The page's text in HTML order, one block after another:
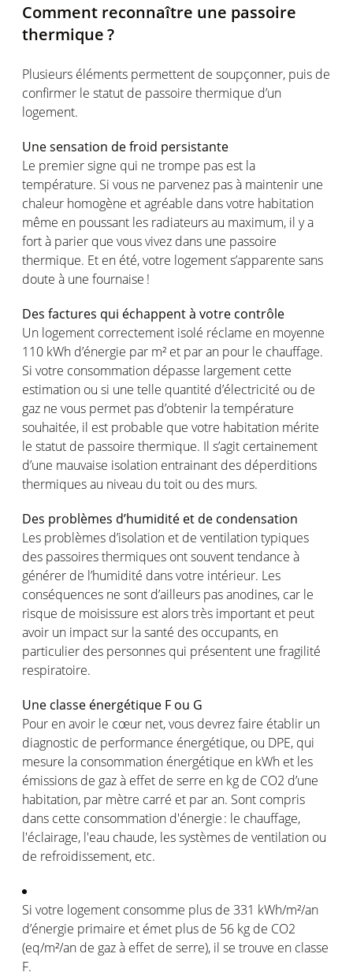
Comment reconnaître une passoire
thermique?
Plusieurs éléments permettent de soupçonner, puis de
confirmer le statut de passoire thermique d’un
logement.
Une sensation defroid persistante
Le premiersigne qui ne trompe pas est la
température. Si vous ne parvenez pas à maintenir une
chaleur homogène etagréable dansvotre habitation
même en poussant les radiateursau maximum, il y a
fort à parier que vousvivez dans une passoire
thermique. Et en été,votre logements’apparente sans
doute à une fournaise !
Des factures qui échappentà votre contrôle
Un logement correctement isolé réclame en moyenne
110 kWh d’énergie par m² et paran pour le chauffage.
Si votre consommation dépasse largement cette
estimation ou si une telle quantité d’électricité ou de
gaz ne vous permet pas d’obtenir latempérature
souhaitée, il est probable que votre habitation mérite
le statut de passoire thermique. Il s’agit certainement
d’une mauvaise isolation entrainant des déperditions
thermiquesau niveau du toit ou des murs.
Des problèmes d’humidité et de condensation
Les problèmes d’isolation et de ventilationtypiques
des passoiresthermiques ontsouventtendance à
générer de l’humidité dansvotre intérieur. Les
conséquences ne sont d’ailleurs pasanodines, car le
risque de moisissure estalorstrès important et peut
avoir un impact sur lasanté des occupants, en
particulier des personnes qui présentent une fragilité
respiratoire.
Une classe énergétique F ou G
Pour enavoir le cœur net,vous devrezfaire établir un
diagnostic de performance énergétique, ou DPE, qui
mesure la consommation énergétique en kWh et les
émissions de gazà effet de serre en kg de CO2 d’une
habitation, par mètre carré et par an. Sont compris
dans cette consommation d'énergie: le chauffage,
l'éclairage, l'eau chaude, lessystèmes de ventilation ou
de refroidissement, etc.
Si votre logement consomme plus de 331 kWh/m²/an
d’énergie primaire et émet plus de 56 kg de CO2
(eq/m²/an de gazà effet de serre), il se trouve en classe
F.